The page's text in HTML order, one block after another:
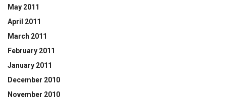
May 2011
April 2011
March 2011
February 2011
January 2011
December 2010
November 2010